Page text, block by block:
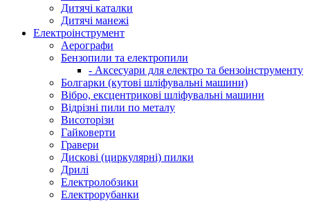
Дитячі каталки
Дитячі манежі
Електроінструмент
Аерографи
Бензопили та електропили
- Аксесуари для електро та бензоінструменту
Болгарки (кутові шліфувальні машини)
Вібро, ексцентрикові шліфувальні машини
Відрізні пили по металу
Висоторізи
Гайковерти
Гравери
Дискові (циркулярні) пилки
Дрилі
Електролобзики
Електрорубанки